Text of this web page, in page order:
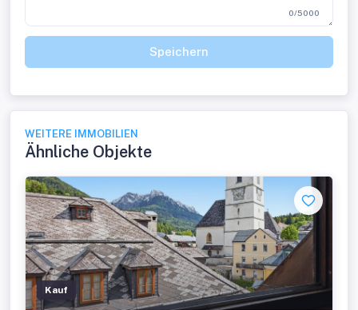
0/5000
Speichern
WEITERE IMMOBILIEN
Ähnliche Objekte
Kauf